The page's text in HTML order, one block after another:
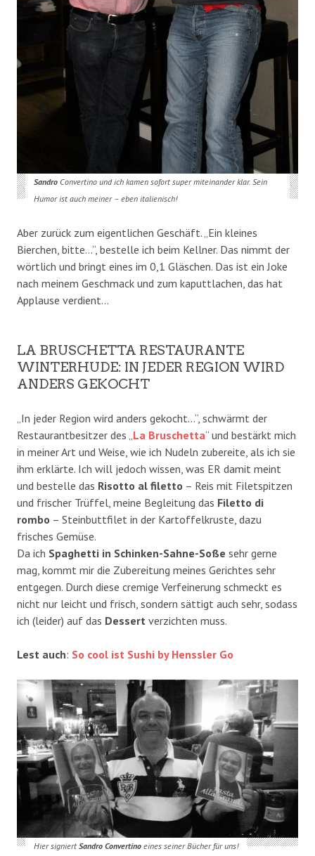
SandroConvertino und ich kamen sofort super miteinander klar. Sein
Humor ist auch meiner – eben italienisch!
Aber zurück zum eigentlichen Geschäft. „Ein kleines
Bierchen, bitte…“, bestelle ich beim Kellner. Das nimmt der
wörtlich und bringt eines im 0,1 Gläschen. Das ist ein Joke
nach meinem Geschmack und zum kaputtlachen, das hat
Applause verdient…
LA BRUSCHETTA RESTAURANTE
WINTERHUDE: IN JEDER REGION WIRD
ANDERS GEKOCHT
„In jeder Region wird anders gekocht…“, schwärmt der
Restaurantbesitzer des „La Bruschetta“ und bestärkt mich
in meiner Art und Weise, wie ich Nudeln zubereite, als ich sie
ihm erklärte. Ich will jedoch wissen, was ER damit meint
und bestelle das Risotto al filetto – Reis mit Filetspitzen
und frischer Trüffel, meine Begleitung das Filetto di
rombo – Steinbuttfilet in der Kartoffelkruste, dazu
frisches Gemüse.
Da ich Spaghetti in Schinken-Sahne-Soße sehr gerne
mag, kommt mir die Zubereitung meines Gerichtes sehr
entgegen. Durch diese cremige Verfeinerung schmeckt es
nicht nur leicht und frisch, sondern sättigt auch sehr, sodass
ich (leider) auf das Dessert verzichten muss.
Lest auch: So cool ist Sushi by Henssler Go
Hier signiert Sandro Convertinoeines seiner Bücher für uns!